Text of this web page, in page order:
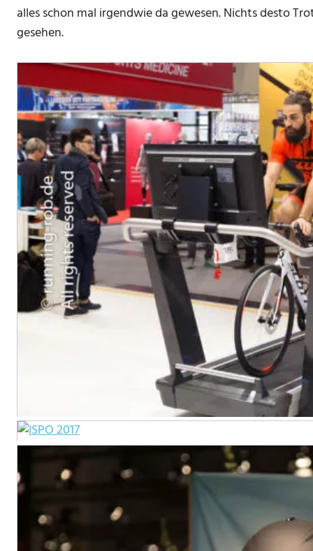
alles schon mal irgendwie da gewesen. Nichts desto
gesehen.